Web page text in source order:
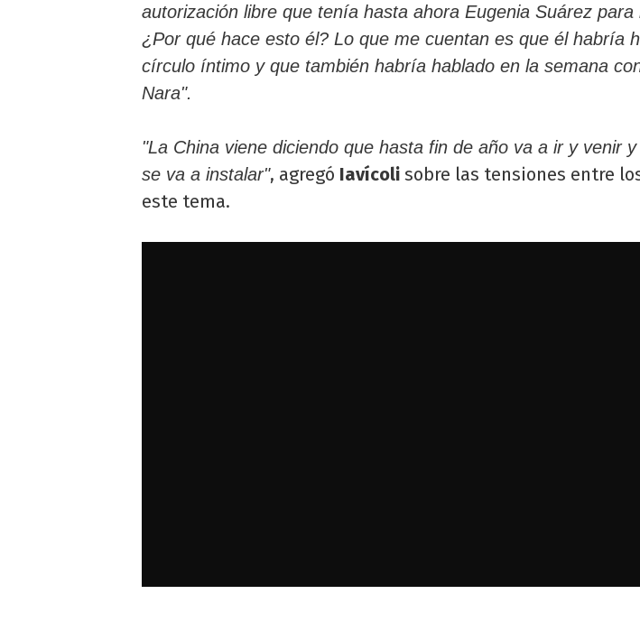
autorización libre que tenía hasta ahora Eugenia Suárez para
¿Por qué hace esto él? Lo que me cuentan es que él habría
círculo íntimo y que también habría hablado en la semana
Nara".
"La China viene diciendo que hasta fin de año va a ir y venir
se va a instalar", agregó Iavícoli sobre las tensiones entre
este tema.